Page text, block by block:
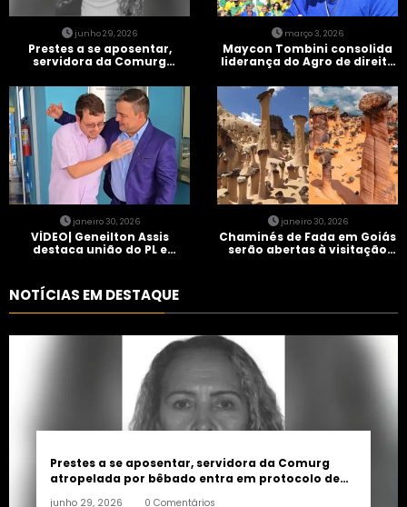
junho 29, 2026
Prestes a se aposentar,
servidora da Comurg
entra em protocolo de
morte encefálica
março 3, 2026
Maycon Tombini consolida
liderança do Agro de direita
Brasil” em Goiânia
janeiro 30, 2026
VÍDEO| Geneilton Assis
destaca união do PL e
janeiro 30, 2026
Chaminés de Fada em Goiás
serão abertas à visitação
NOTÍCIAS EM DESTAQUE
Prestes a se aposentar, servidora da Comurg
atropelada por bêbado entra em protocolo de
junho 29, 2026 0 Comentários